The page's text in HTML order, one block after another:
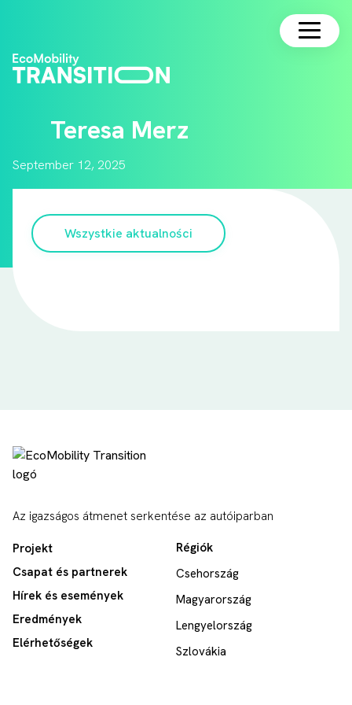
Magyar
Teresa Merz
September 12, 2025
Wszystkie aktualności
Az igazságos átmenet serkentése az autóiparban
Projekt
Csapat és partnerek
Hírek és események
Eredmények
Elérhetőségek
Régiók
Csehország
Magyarország
Lengyelország
Szlovákia